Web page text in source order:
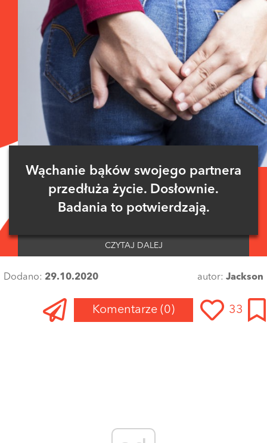
Wąchanie bąków swojego partnera
przedłuża życie. Dosłownie.
Badania to potwierdzają.
CZYTAJ DALEJ
Dodano: 29.10.2020 autor: Jackson
Komentarze (0) 33